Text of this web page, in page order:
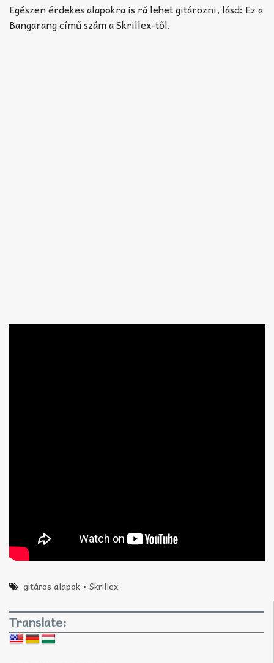
TABok
Egészen érdekes alapokra is rá lehet gitározni, lásd: Ez a
Bangarang című szám a Skrillex-től.
gitáros alapok •Skrillex
Translate: